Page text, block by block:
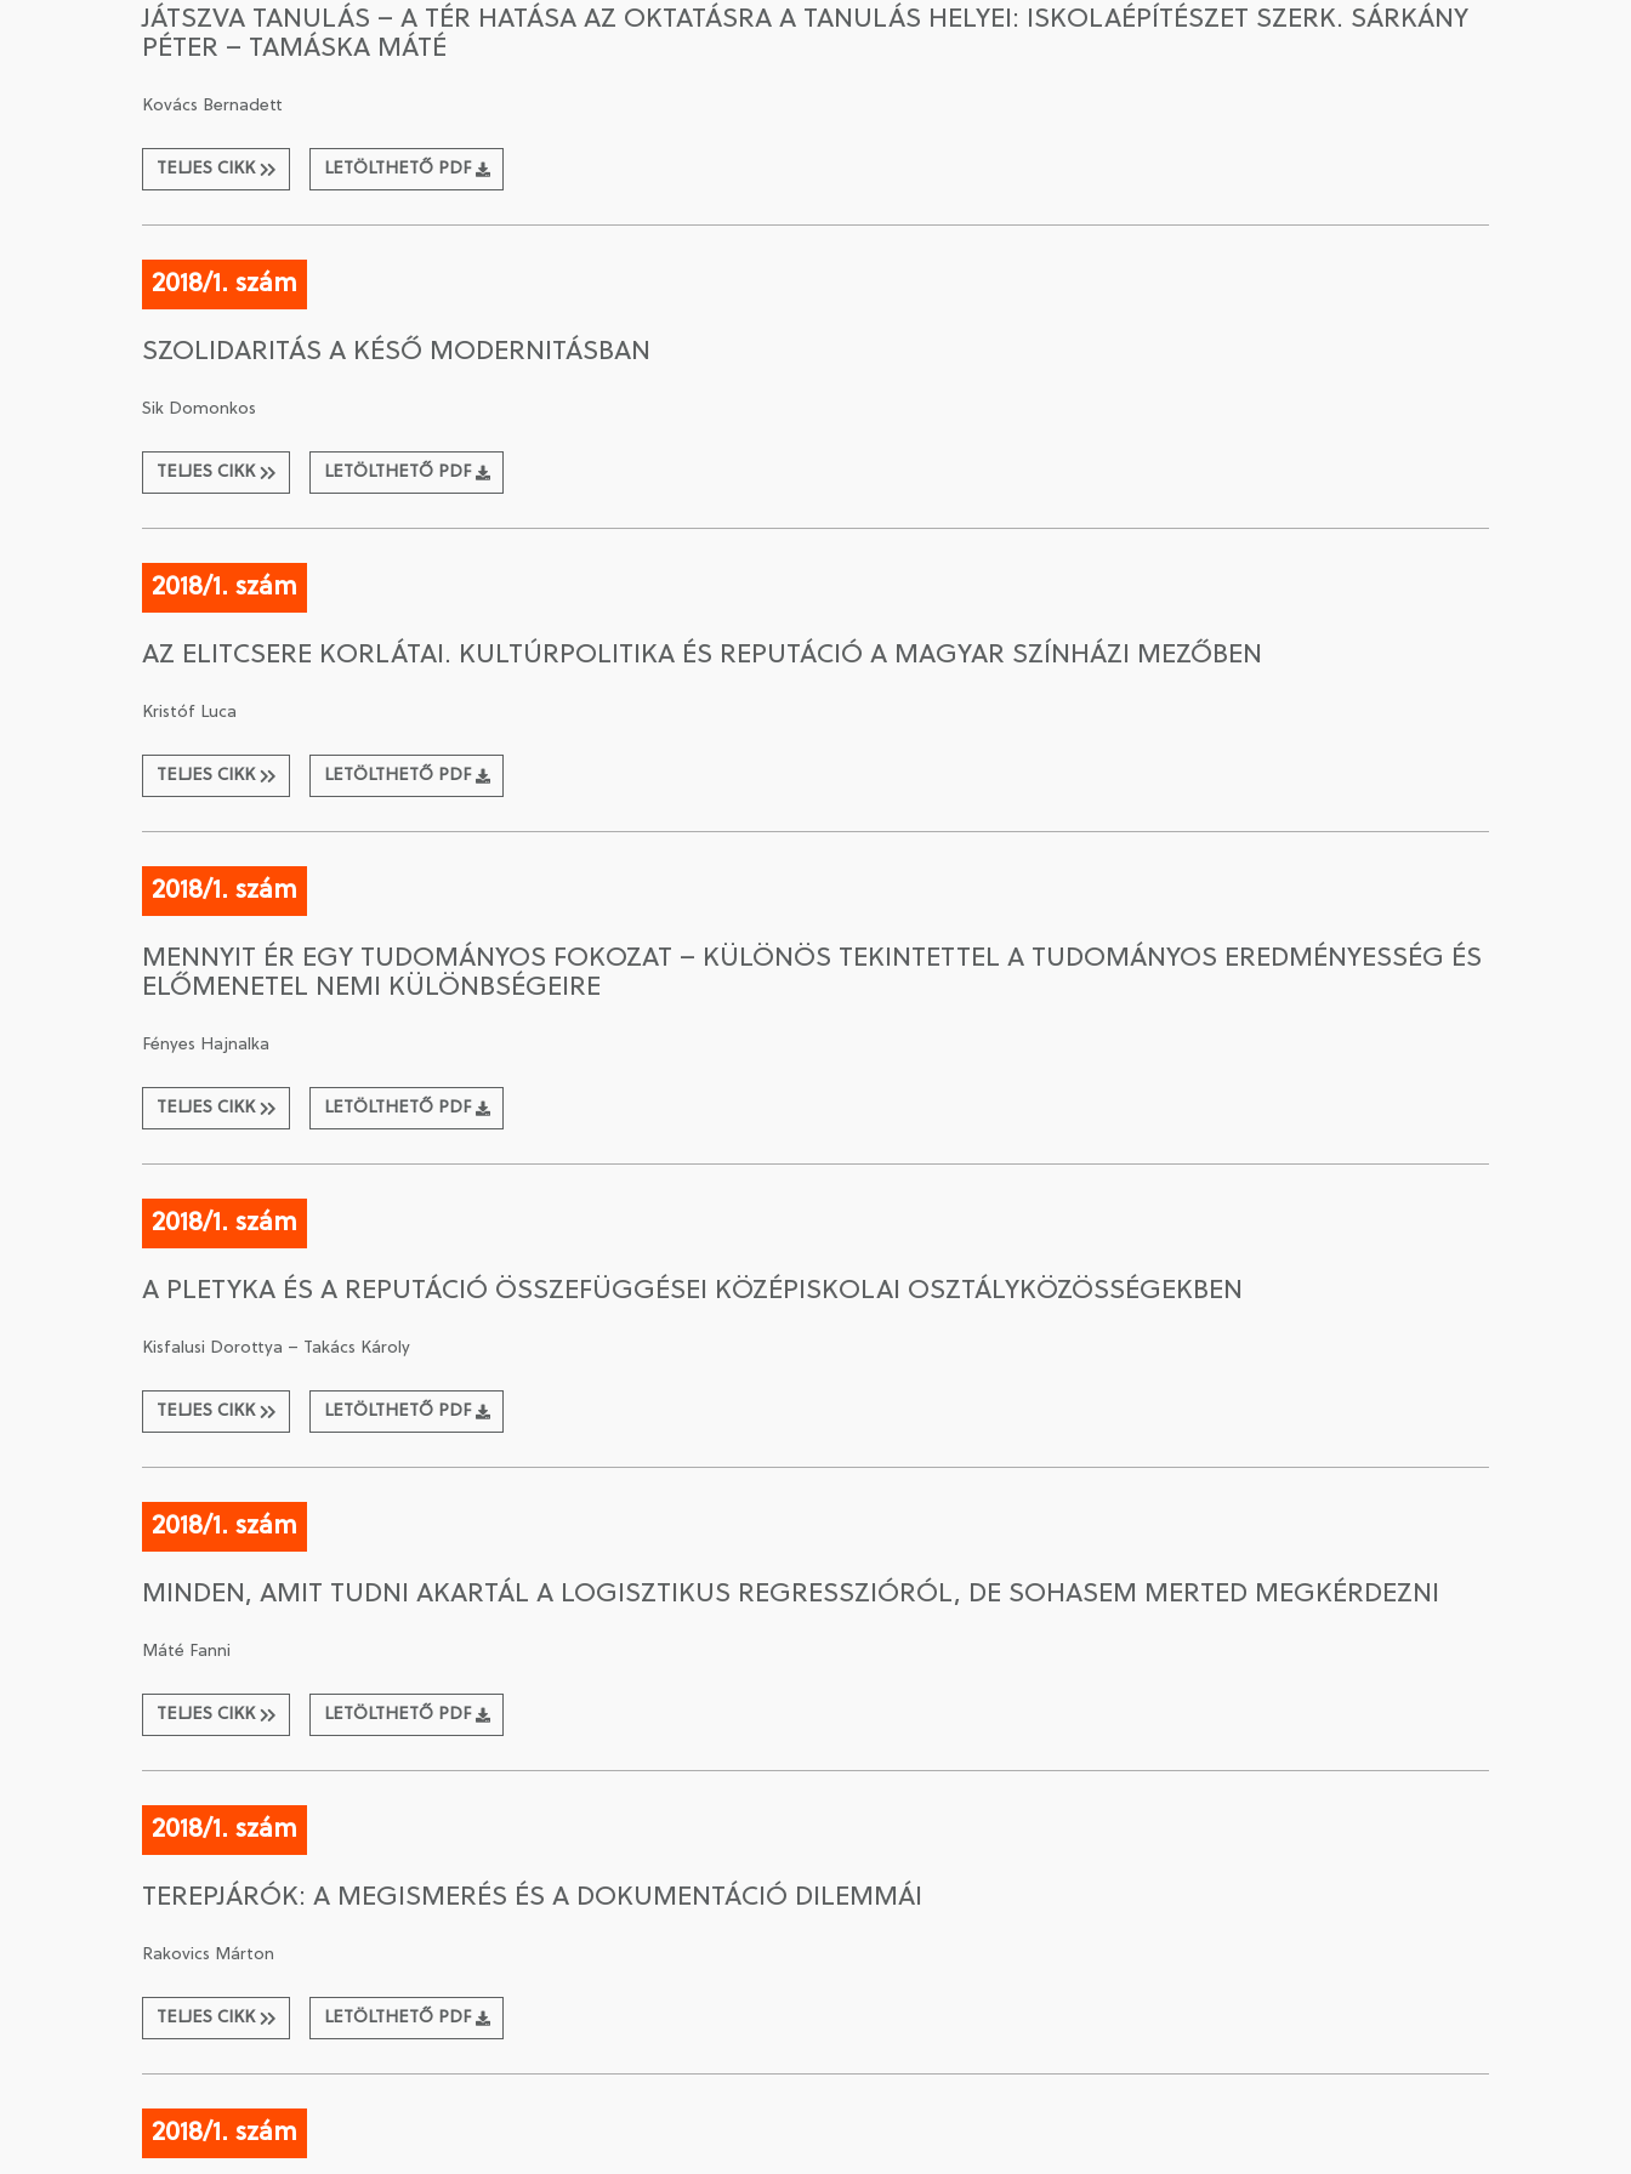
JÁTSZVA TANULÁS – A TÉR HATÁSA AZ OKTATÁSRA A TANULÁS HELYEI: ISKOLAÉPÍTÉSZET SZERK. SÁRKÁNY
PÉTER – TAMÁSKA MÁTÉ
Kovács Bernadett
TELJES CIKK LETÖLTHETŐ PDF
2018/1. szám
SZOLIDARITÁS A KÉSŐ MODERNITÁSBAN
Sik Domonkos
TELJES CIKK LETÖLTHETŐ PDF
2018/1. szám
AZ ELITCSERE KORLÁTAI. KULTÚRPOLITIKA ÉS REPUTÁCIÓ A MAGYAR SZÍNHÁZI MEZŐBEN
Kristóf Luca
TELJES CIKK LETÖLTHETŐ PDF
2018/1. szám
MENNYIT ÉR EGY TUDOMÁNYOS FOKOZAT – KÜLÖNÖS TEKINTETTEL A TUDOMÁNYOS EREDMÉNYESSÉG ÉS
ELŐMENETEL NEMI KÜLÖNBSÉGEIRE
Fényes Hajnalka
TELJES CIKK LETÖLTHETŐ PDF
2018/1. szám
A PLETYKA ÉS A REPUTÁCIÓ ÖSSZEFÜGGÉSEI KÖZÉPISKOLAI OSZTÁLYKÖZÖSSÉGEKBEN
Kisfalusi Dorottya – Takács Károly
TELJES CIKK LETÖLTHETŐ PDF
2018/1. szám
MINDEN, AMIT TUDNI AKARTÁL A LOGISZTIKUS REGRESSZIÓRÓL, DE SOHASEM MERTED MEGKÉRDEZNI
Máté Fanni
TELJES CIKK LETÖLTHETŐ PDF
2018/1. szám
TEREPJÁRÓK: A MEGISMERÉS ÉS A DOKUMENTÁCIÓ DILEMMÁI
Rakovics Márton
TELJES CIKK LETÖLTHETŐ PDF
2018/1. szám